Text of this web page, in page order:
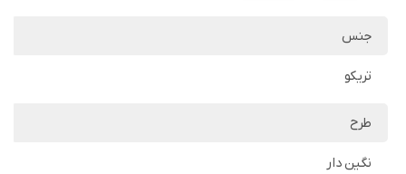
جنس
تریکو
طرح
نگین دار